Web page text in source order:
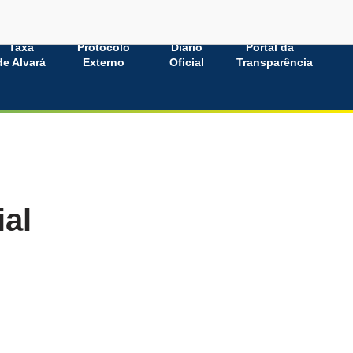
Taxa
Alvará
Protocolo
Externo
Diário
Oficial
Portal da
Transparência